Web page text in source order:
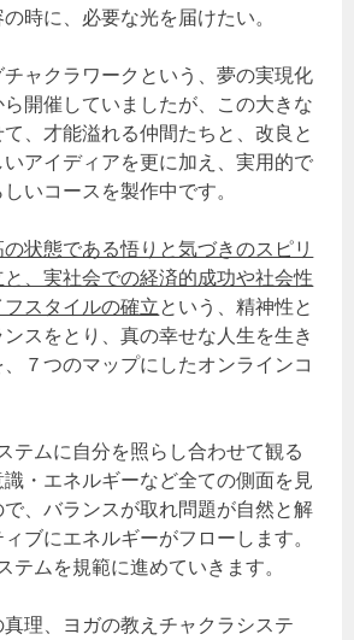
時に、必要な光を届けたい。
ャクラワークという、夢の実現化
開催していましたが、この大きな
、才能溢れる仲間たちと、改良と
アイディアを更に加え、実用的で
いコースを製作中です。
状態である悟りと気づきのスピリ
、実社会での経済的成功や社会性
スタイルの確立という、精神性と
スをとり、真の幸せな人生を生き
７つのマップにしたオンラインコ
テムに自分を照らし合わせて観る
・エネルギーなど全ての側面を見
、バランスが取れ問題が自然と解
ブにエネルギーがフローします。
テムを規範に進めていきます。
理、ヨガの教えチャクラシステ